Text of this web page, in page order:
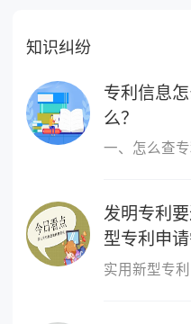
知识纠纷
专利信息
么？
发明专利
型专利申请